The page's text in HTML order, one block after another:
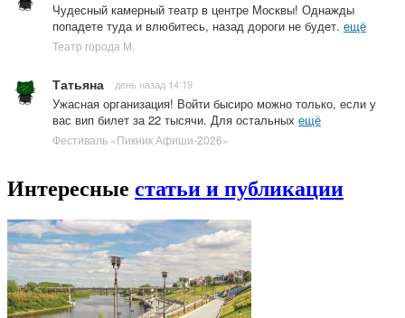
Чудесный камерный театр в центре Москвы! Однажды
попадете туда и влюбитесь, назад дороги не будет. ещё
Театр города М.
Татьяна день назад 14:19
Ужасная организация! Войти бысиро можно только, если у
вас вип билет за 22 тысячи. Для остальных ещё
Фестиваль «Пикник Афиши-2026»
Интересные статьи и публикации